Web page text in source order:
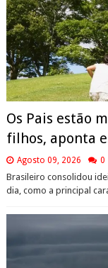
Os Pais estão
filhos, aponta
Agosto 09, 2026 0
Brasileiro consolidou
dia, como a principal